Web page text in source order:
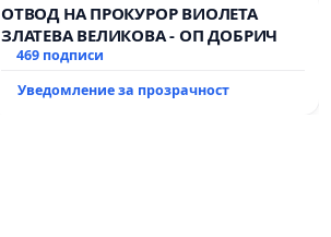
ОТВОД НА ПРОКУРОР ВИОЛЕТА
ЗЛАТЕВА ВЕЛИКОВА - ОП ДОБРИЧ
469 подписи
Уведомление за прозрачност